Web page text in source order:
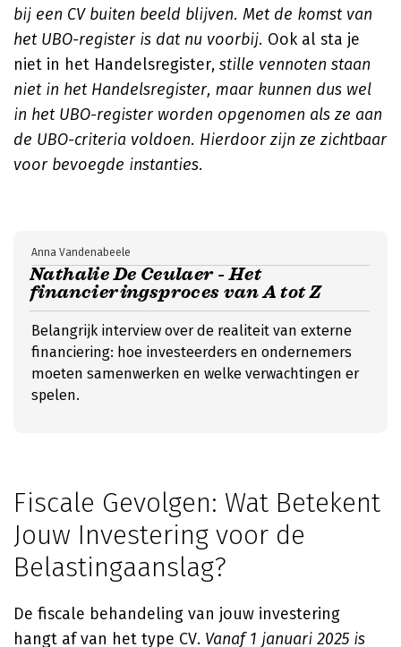
bij een CV buiten beeld blijven. Met de komst van
het UBO-register is dat nu voorbij. Ook al sta je
niet in het Handelsregister, stille vennoten staan
niet in het Handelsregister, maar kunnen dus wel
in het UBO-register worden opgenomen als ze aan
de UBO-criteria voldoen. Hierdoor zijn ze zichtbaar
voor bevoegde instanties.
Nathalie De Ceulaer - Het
financieringsproces van A tot Z
Anna Vandenabeele
Belangrijk interview over de realiteit van externe
financiering: hoe investeerders en ondernemers
moeten samenwerken en welke verwachtingen er
spelen.
Fiscale Gevolgen: Wat Betekent
Jouw Investering voor de
Belastingaanslag?
De fiscale behandeling van jouw investering
hangt af van het type CV. Vanaf 1 januari 2025 is